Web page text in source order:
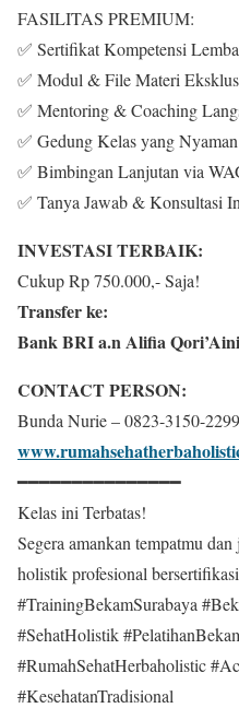
FASILITAS PREMIUM:
✅ Sertifikat Kompetensi
✅ Modul & File Materi
✅ Mentoring & Coaching
✅ Gedung Kelas yang Nyaman
✅ Bimbingan Lanjutan via
✅ Tanya Jawab & Konsultasi
INVESTASI TERBAIK:
Cukup Rp 750.000,- Saja!
Transfer ke:
Bank BRI a.n Alifia
CONTACT PERSON:
Bunda Nurie – 0823-3150-2299
━━━━━━━━━━━━━━━
Kelas ini Terbatas!
Segera amankan tempatmu
holistik profesional
#TrainingBekamSurabaya
#SehatHolistik
#RumahSehatHerbaholistic
#KesehatanTradisional